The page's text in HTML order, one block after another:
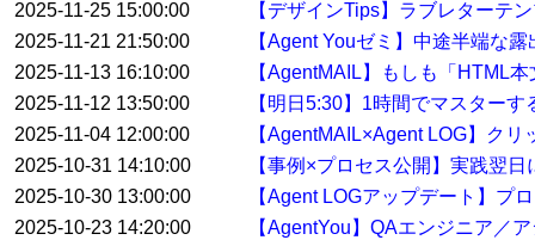
2025-11-25 15:00:00
【デザインTips】ラブレターテ
2025-11-21 21:50:00
【Agent Youゼミ】中途半端な
2025-11-13 16:10:00
【AgentMAIL】もしも「HTML
2025-11-12 13:50:00
【明日5:30】1時間でマスター
2025-11-04 12:00:00
【AgentMAIL×Agent LOG】ク
2025-10-31 14:10:00
【事例×プロセス公開】実践翌
2025-10-30 13:00:00
【Agent LOGアップデート】プ
2025-10-23 14:20:00
【AgentYou】QAエンジニア／